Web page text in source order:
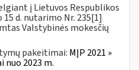
į Lietuvos Respublikos
15 d. nutarimo Nr. 235[1]
Valstybinės mokesčių
pakeitimai: MĮP 2021 »
nuo 2023 m.